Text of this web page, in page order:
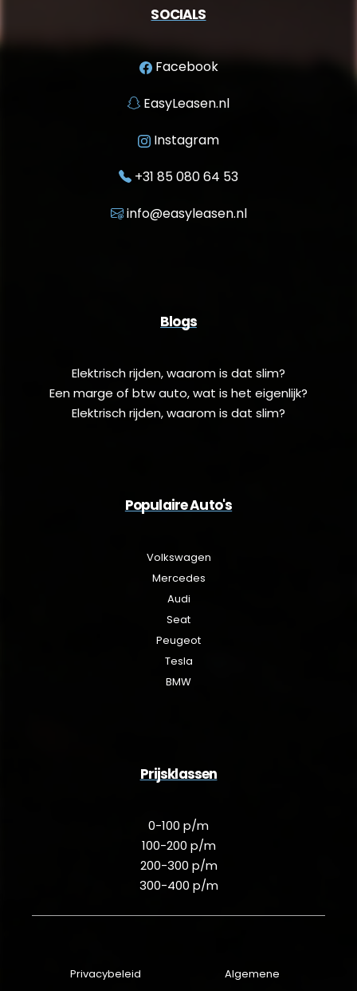
SOCIALS
Facebook
EasyLeasen.nl
Instagram
+31 85 080 64 53
info@easyleasen.nl
Blogs
Elektrisch rijden, waarom is dat slim?
Een marge of btw auto, wat is het eigenlijk?
Elektrisch rijden, waarom is dat slim?
Populaire Auto's
Volkswagen
Mercedes
Audi
Seat
Peugeot
Tesla
BMW
Prijsklassen
0-100 p/m
100-200 p/m
200-300 p/m
300-400 p/m
Privacybeleid
Algemene